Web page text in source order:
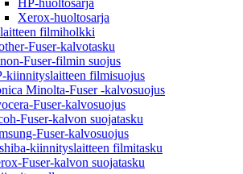
HP-huoltosarja
Xerox-huoltosarja
filmiholkki
Fuser-kalvotasku
Fuser-filmin suojus
kiinnityslaitteen filmisuojus
Minolta-Fuser -kalvosuojus
Fuser-kalvosuojus
Fuser-kalvon suojatasku
Fuser-kalvosuojus
kiinnityslaitteen filmitasku
Fuser-kalvon suojatasku